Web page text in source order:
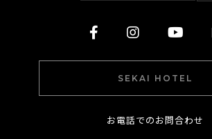
SEKAI HOTEL
お電話でのお問合わせ